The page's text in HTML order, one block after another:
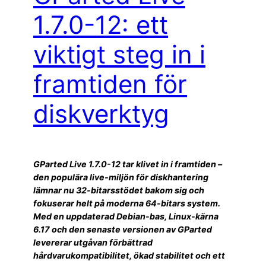
1.7.0-12: ett
viktigt steg in i
framtiden för
diskverktyg
GParted Live 1.7.0-12 tar klivet in i framtiden –
den populära live-miljön för diskhantering
lämnar nu 32-bitarsstödet bakom sig och
fokuserar helt på moderna 64-bitars system.
Med en uppdaterad Debian-bas, Linux-kärna
6.17 och den senaste versionen av GParted
levererar utgåvan förbättrad
hårdvarukompatibilitet, ökad stabilitet och ett